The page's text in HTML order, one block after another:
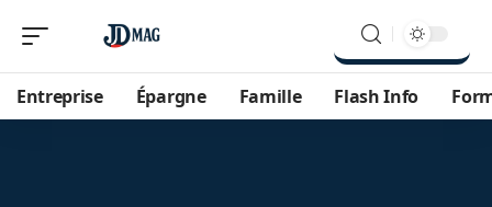
Entreprise Épargne Famille Flash Info